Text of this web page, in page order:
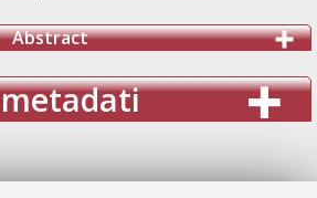
Abstract